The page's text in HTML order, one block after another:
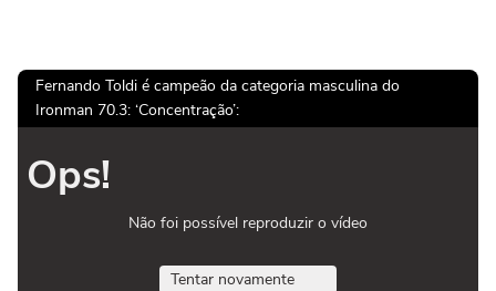
Fernando Toldi é campeão da categoria masculina do
Ironman 70.3: ‘Concentração’:
Ops!
Não foi possível reproduzir o vídeo
Tentar novamente